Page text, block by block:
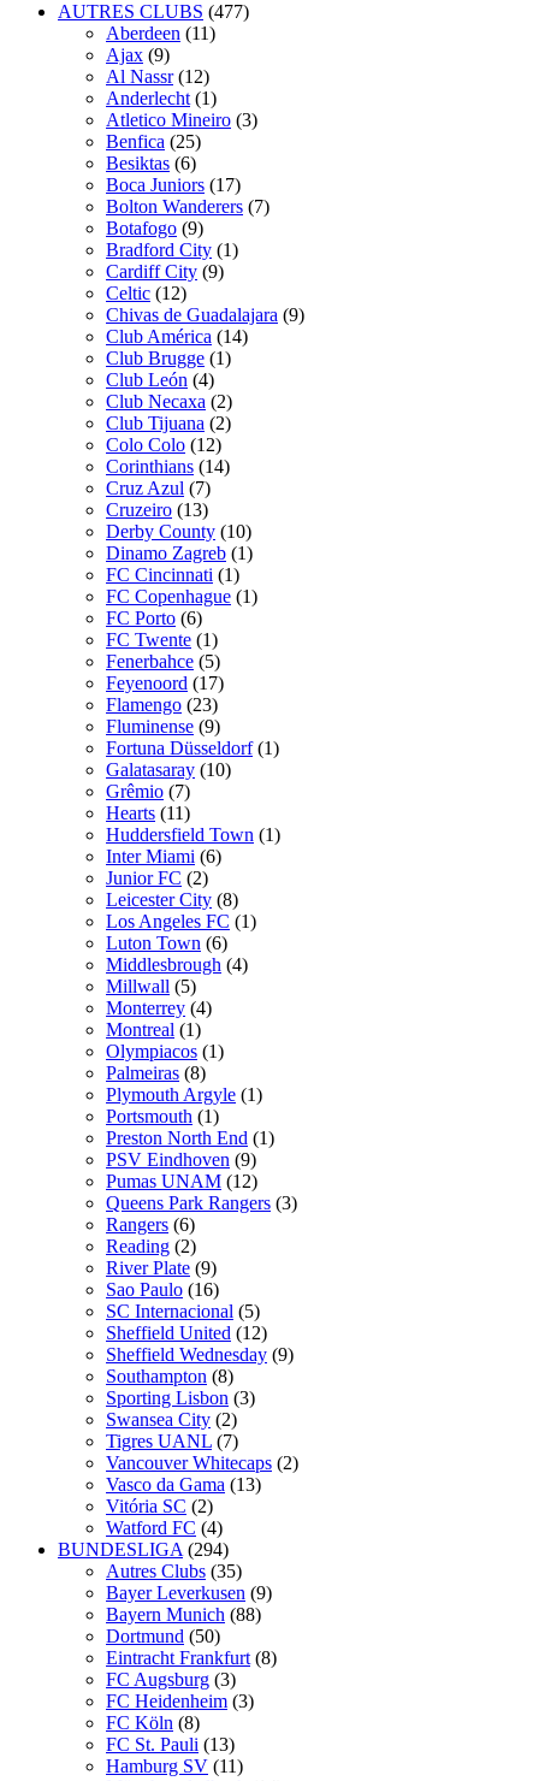
AUTRES CLUBS (477)
Aberdeen (11)
Ajax (9)
Al Nassr (12)
Anderlecht (1)
Atletico Mineiro (3)
Benfica (25)
Besiktas (6)
Boca Juniors (17)
Bolton Wanderers (7)
Botafogo (9)
Bradford City (1)
Cardiff City (9)
Celtic (12)
Chivas de Guadalajara (9)
Club América (14)
Club Brugge (1)
Club León (4)
Club Necaxa (2)
Club Tijuana (2)
Colo Colo (12)
Corinthians (14)
Cruz Azul (7)
Cruzeiro (13)
Derby County (10)
Dinamo Zagreb (1)
FC Cincinnati (1)
FC Copenhague (1)
FC Porto (6)
FC Twente (1)
Fenerbahce (5)
Feyenoord (17)
Flamengo (23)
Fluminense (9)
Fortuna Düsseldorf (1)
Galatasaray (10)
Grêmio (7)
Hearts (11)
Huddersfield Town (1)
Inter Miami (6)
Junior FC (2)
Leicester City (8)
Los Angeles FC (1)
Luton Town (6)
Middlesbrough (4)
Millwall (5)
Monterrey (4)
Montreal (1)
Olympiacos (1)
Palmeiras (8)
Plymouth Argyle (1)
Portsmouth (1)
Preston North End (1)
PSV Eindhoven (9)
Pumas UNAM (12)
Queens Park Rangers (3)
Rangers (6)
Reading (2)
River Plate (9)
Sao Paulo (16)
SC Internacional (5)
Sheffield United (12)
Sheffield Wednesday (9)
Southampton (8)
Sporting Lisbon (3)
Swansea City (2)
Tigres UANL (7)
Vancouver Whitecaps (2)
Vasco da Gama (13)
Vitória SC (2)
Watford FC (4)
BUNDESLIGA (294)
Autres Clubs (35)
Bayer Leverkusen (9)
Bayern Munich (88)
Dortmund (50)
Eintracht Frankfurt (8)
FC Augsburg (3)
FC Heidenheim (3)
FC Köln (8)
FC St. Pauli (13)
Hamburg SV (11)